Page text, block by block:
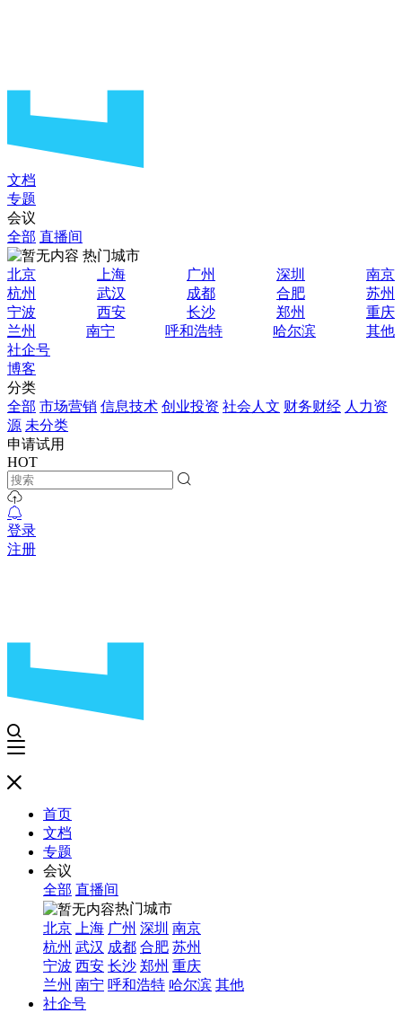
文档
专题
会议
全部 直播间
热门城市
北京
上海 广州 深圳
南京
杭州
武汉 成都 合肥
苏州
宁波
西安 长沙 郑州
重庆
兰州
南宁 呼和浩特 哈尔滨
其他
社企号
博客
分类
全部 市场营销 信息技术 创业投资 社会人文 财务财经 人力资
源 未分类
申请试用
HOT
登录
注册
首页
文档
专题
会议
全部 直播间
热门城市
北京
上海 广州 深圳 南京
杭州 武汉 成都 合肥 苏州
宁波 西安 长沙 郑州 重庆
兰州 南宁 呼和浩特 哈尔滨 其他
社企号